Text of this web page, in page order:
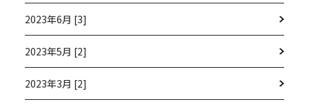
2023年6月 [3]
2023年5月 [2]
2023年3月 [2]